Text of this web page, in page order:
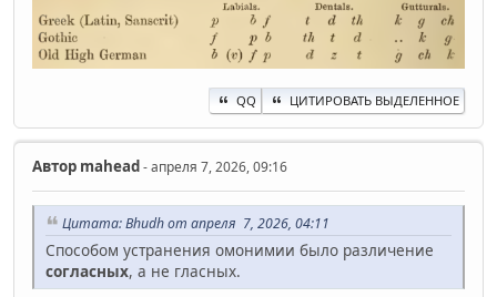
QQ ЦИТИРОВАТЬ ВЫДЕЛЕННОЕ
Автор mahead- апреля 7, 2026, 09:16
Цитата: Bhudh от апреля 7, 2026, 04:11
Способом устранения омонимии было различение
согласных, а не гласных.